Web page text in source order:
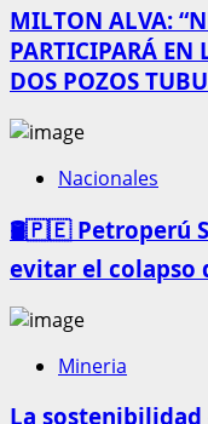
MILTON ALVA:
PARTICIPARÁ EN
DOS POZOS
Nacionales
🛢️🇵🇪 Petroperú
evitar el colapso
Mineria
La